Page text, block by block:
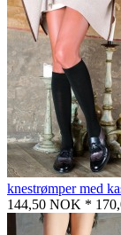
knestrømper med
144,50 NOK *